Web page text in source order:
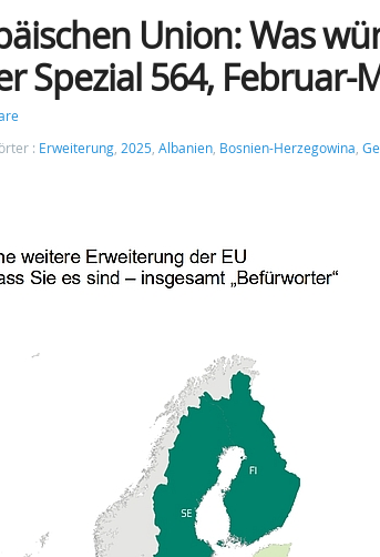
Union: Was
Spezial 564, Februar-
: Erweiterung, 2025, Albanien, Bosnien-Herzegowina,